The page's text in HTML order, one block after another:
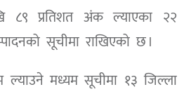
८९ प्रतिशत अंक ल्याएका २२
सूचीमा राखिएको छ ।
ल्याउने मध्यम सूचीमा १३ जिल्ला